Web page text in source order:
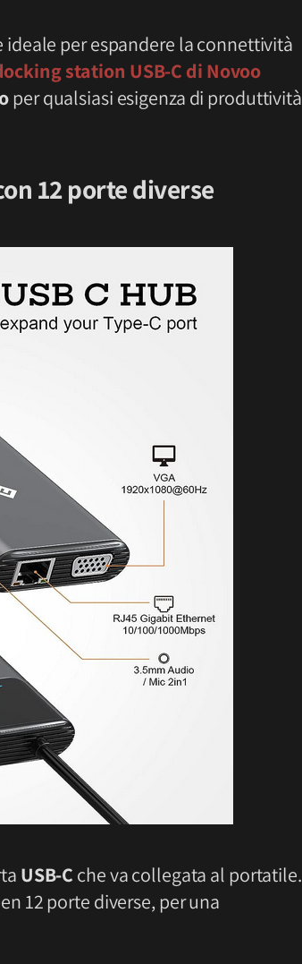
per espandere la connettività
station USB-C di Novoo
per qualsiasi esigenza di produttività
12 porte diverse
USB-C che va collegata al portatile.
12 porte diverse, per una